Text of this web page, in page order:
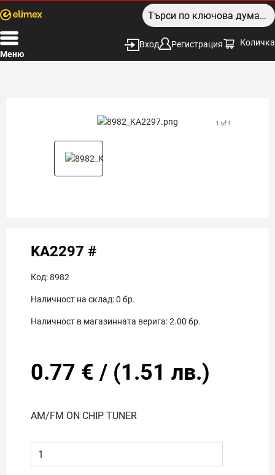
Меню
Вход Регистрация Количка
1 of 1
KA2297 #
Код:8982
Наличност на склад:0 бр.
Наличност в магазинната верига:2.00 бр.
0.77 € / (1.51 лв.)
AM/FM ON CHIP TUNER